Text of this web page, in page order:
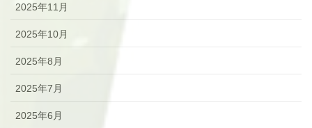
2025年11月
2025年10月
2025年8月
2025年7月
2025年6月